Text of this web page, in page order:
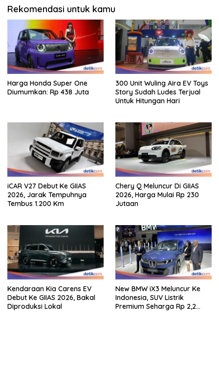
Rekomendasi untuk kamu
Harga Honda Super One
Diumumkan: Rp 438 Juta
300 Unit Wuling Aira EV Toys
Story Sudah Ludes Terjual
Untuk Hitungan Hari
iCAR V27 Debut Ke GIIAS
2026, Jarak Tempuhnya
Tembus 1.200 Km
Chery Q Meluncur Di GIIAS
2026, Harga Mulai Rp 230
Jutaan
Kendaraan Kia Carens EV
Debut Ke GIIAS 2026, Bakal
Diproduksi Lokal
New BMW iX3 Meluncur Ke
Indonesia, SUV Listrik
Premium Seharga Rp 2,2